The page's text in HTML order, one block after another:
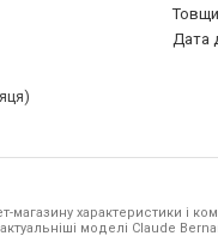
Дата
характеристики і
моделі Claude